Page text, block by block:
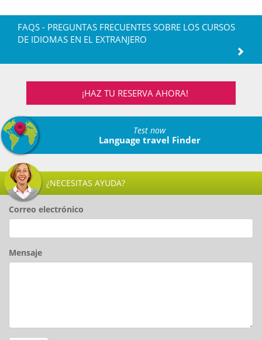
FAQS - PREGUNTAS FRECUENTES SOBRE LOS CURSOS
DE IDIOMAS EN EL EXTRANJERO
¡HAZ TU RESERVA AHORA!
Test now
Language travel Finder
¿NECESITAS AYUDA?
Correo electrónico
Mensaje